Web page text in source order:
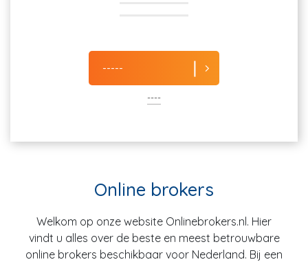
-----
----
Online brokers
Welkom op onze website Onlinebrokers.nl. Hier
vindt u alles over de beste en meest betrouwbare
online brokers beschikbaar voor Nederland. Bij een